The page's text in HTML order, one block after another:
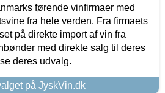
førende vinfirmaer med
fra hele verden. Fra firmaets
på direkte import af vin fra
med direkte salg til deres
deres udvalg.
på JyskVin.dk